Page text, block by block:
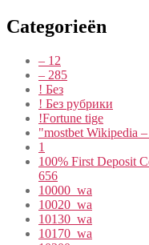
Categorieën
– 12
– 285
! Без
! Без рубрики
!Fortune tige
"mostbet Wikipedia
1
100% First Deposit
656
10000_wa
10020_wa
10130_wa
10170_wa